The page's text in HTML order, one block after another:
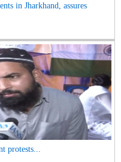
in Jharkhand, assures
protests...